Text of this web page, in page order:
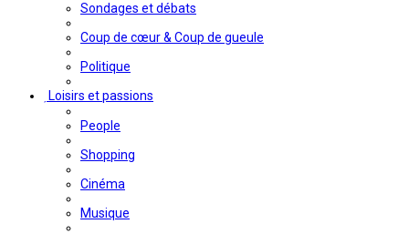
Sondages et débats
Coup de cœur & Coup de gueule
Politique
Loisirs et passions
People
Shopping
Cinéma
Musique